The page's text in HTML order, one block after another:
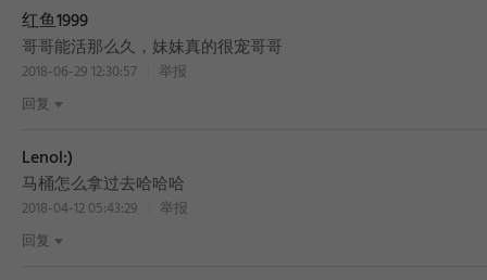
BEST
红鱼1999
哥哥能活那么久，妹妹真的很宠哥哥
2018-06-29 12:30:57
举报
回复
Lenol:)
马桶怎么拿过去哈哈哈
2018-04-12 05:43:29
举报
回复